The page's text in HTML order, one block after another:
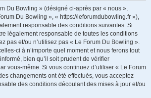
Du Bowling » (désigné ci-après par « nous »,
Du Bowling », « https://leforumdubowling.fr »),
responsable des conditions suivantes. Si
légalement responsable de toutes les conditions
pas et/ou n’utilisez pas « Le Forum Du Bowling ».
ci à n’importe quel moment et nous ferons tout
bien qu’il soit prudent de vérifier
vous-même. Si vous continuez d’utiliser « Le Forum
changements ont été effectués, vous acceptez
des conditions découlant des mises à jour et/ou